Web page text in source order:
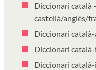
Diccionari català
castellà/anglès/
Diccionari
Diccionari
Diccionari